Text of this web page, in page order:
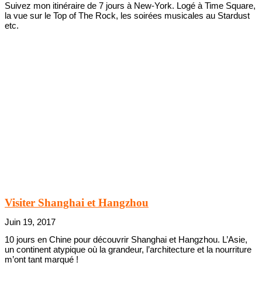
Suivez mon itinéraire de 7 jours à New-York. Logé à Time Square,
la vue sur le Top of The Rock, les soirées musicales au Stardust
etc.
Visiter Shanghai et Hangzhou
Juin 19, 2017
10 jours en Chine pour découvrir Shanghai et Hangzhou. L’Asie,
un continent atypique où la grandeur, l’architecture et la nourriture
m’ont tant marqué !